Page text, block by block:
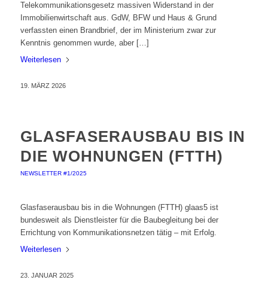
Telekommunikationsgesetz massiven Widerstand in der
Immobilienwirtschaft aus. GdW, BFW und Haus & Grund
verfassten einen Brandbrief, der im Ministerium zwar zur
Kenntnis genommen wurde, aber […]
Weiterlesen
19. MÄRZ 2026
GLASFASERAUSBAU BIS IN
DIE WOHNUNGEN (FTTH)
NEWSLETTER #1/2025
Glasfaserausbau bis in die Wohnungen (FTTH) glaas5 ist
bundesweit als Dienstleister für die Baubegleitung bei der
Errichtung von Kommunikationsnetzen tätig – mit Erfolg.
Weiterlesen
23. JANUAR 2025